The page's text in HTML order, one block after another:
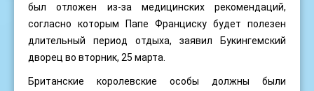
был отложен из-за медицинских рекомендаций,
согласно которым Папе Франциску будет полезен
длительный период отдыха, заявил Букингемский
дворец во вторник, 25 марта.
Британские королевские особы должны были